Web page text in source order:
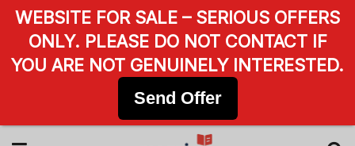
WEBSITE FOR SALE – SERIOUS OFFERS
ONLY. PLEASE DO NOT CONTACT IF
YOU ARE NOT GENUINELY INTERESTED.
Send Offer